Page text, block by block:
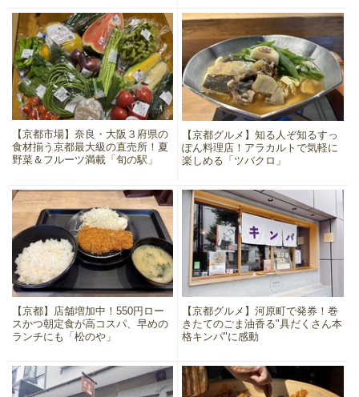
【京都市場】奈良・大阪３府県の
食材揃う京都最大級の直売所！夏
野菜＆フルーツ満載「旬の駅」
【京都グルメ】知る人ぞ知るすっ
ぽん料理店！アラカルトで気軽に
楽しめる「ツバクロ」
【京都】店舗増加中！550円ロー
スかつ朝定食が高コスパ、早めの
ランチにも「松のや」
【京都グルメ】河原町で発券！巻
きたてのごま油香る"具だくさん本
格キンパ"に感動